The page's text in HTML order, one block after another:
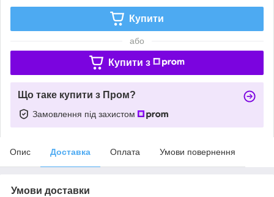
Купити
або
Купити з
Що таке купити з Пром?
Замовлення під захистом
Опис Доставка Оплата Умови повернення
Умови доставки